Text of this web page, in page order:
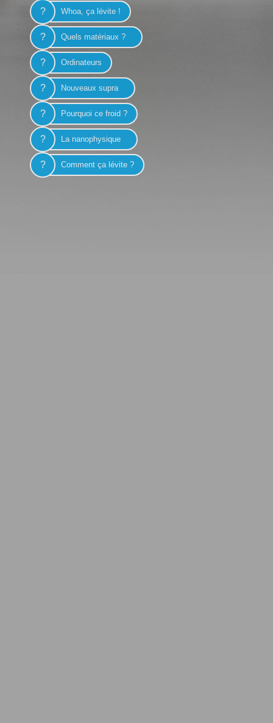
? Whoa, ça lévite !
? Quels matériaux ?
? Ordinateurs
? Nouveaux supra
? Pourquoi ce froid ?
? La nanophysique
? Comment ça lévite ?